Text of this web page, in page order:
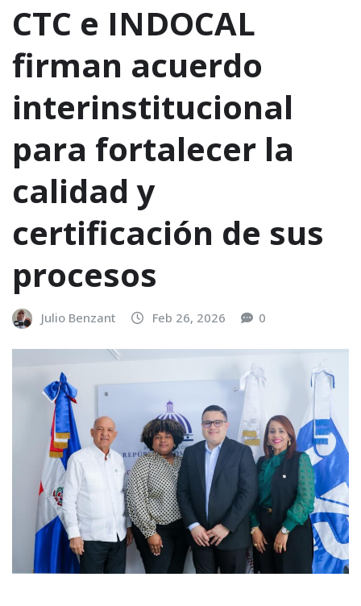
CTC e INDOCAL
firman acuerdo
interinstitucional
para fortalecer la
calidad y
certificación de sus
procesos
Julio Benzant Feb 26, 2026 0